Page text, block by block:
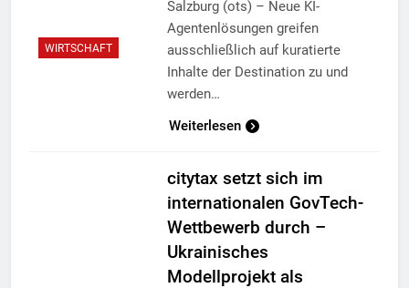
WIRTSCHAFT
Salzburg (ots) – Neue KI-
Agentenlösungen greifen
ausschließlich auf kuratierte
Inhalte der Destination zu und
werden…
Weiterlesen
citytax setzt sich im
internationalen GovTech-
Wettbewerb durch –
Ukrainisches
Modellprojekt als